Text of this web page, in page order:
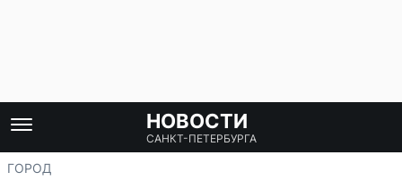
НОВОСТИ
САНКТ-ПЕТЕРБУРГА
ГОРОД